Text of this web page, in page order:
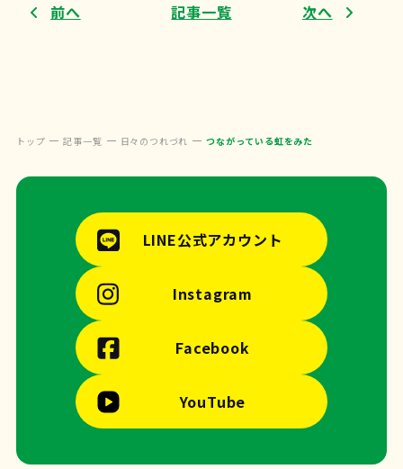
前へ 記事一覧 次へ
トップ 記事一覧 日々のつれづれ つながっている虹をみた
LINE公式アカウント
Instagram
Facebook
YouTube